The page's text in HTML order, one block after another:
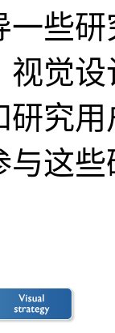
一些
视觉
研究
与这